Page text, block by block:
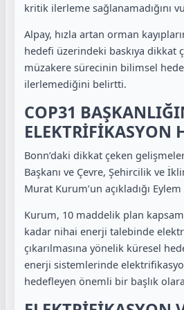
kritik ilerleme sağlanamadığını
Alpay, hızla artan orman
hedefi üzerindeki baskıya dikkat
müzakere sürecinin bilimsel
ilerlemediğini belirtti.
COP31
ELEKTRİFİKASYON
Bonn’daki dikkat çeken
Başkanı ve Çevre, Şehircilik ve
Murat Kurum’un açıkladığı
Kurum, 10 maddelik plan
kadar nihai enerji talebinde
çıkarılmasına yönelik küresel
enerji sistemlerinde
hedefleyen önemli bir başlık